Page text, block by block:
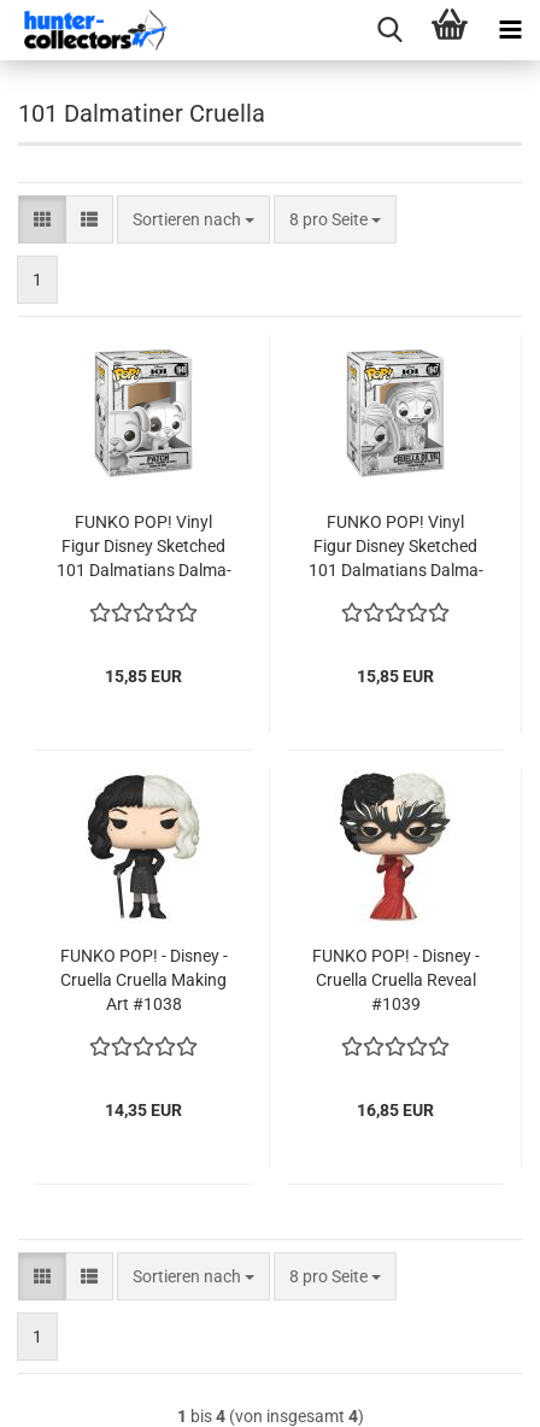
101 Dalmatiner Cruella
Sortieren nach
Sortieren nach 8 pro Seite
pro Seite
1
FUNKO POP! Vinyl
Figur Dis­ney Sket­ched
101 Dal­ma­ti­ans Dal­ma­
15,85 EUR
FUNKO POP! Vinyl
Figur Dis­ney Sket­ched
101 Dal­ma­ti­ans Dal­ma­
15,85 EUR
FUNKO POP! - Dis­ney -
Cru­el­la Cru­el­la Ma­king
Art #1038
14,35 EUR
FUNKO POP! - Dis­ney -
Cru­el­la Cru­el­la Re­ve­al
#1039
16,85 EUR
Sortieren nach
Sortieren nach 8 pro Seite
pro Seite
1
1 bis4(von insgesamt 4)